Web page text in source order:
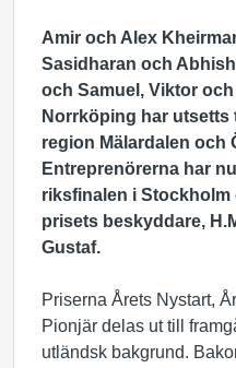
Amir och Alex
Sasidharan och
och Samuel, Viktor
Norrköping har
region Mälardalen och
Entreprenörerna har
riksfinalen i Stockholm
prisets beskyddare,
Gustaf.
Priserna Årets Nystart,
Pionjär delas ut till
utländsk bakgrund.